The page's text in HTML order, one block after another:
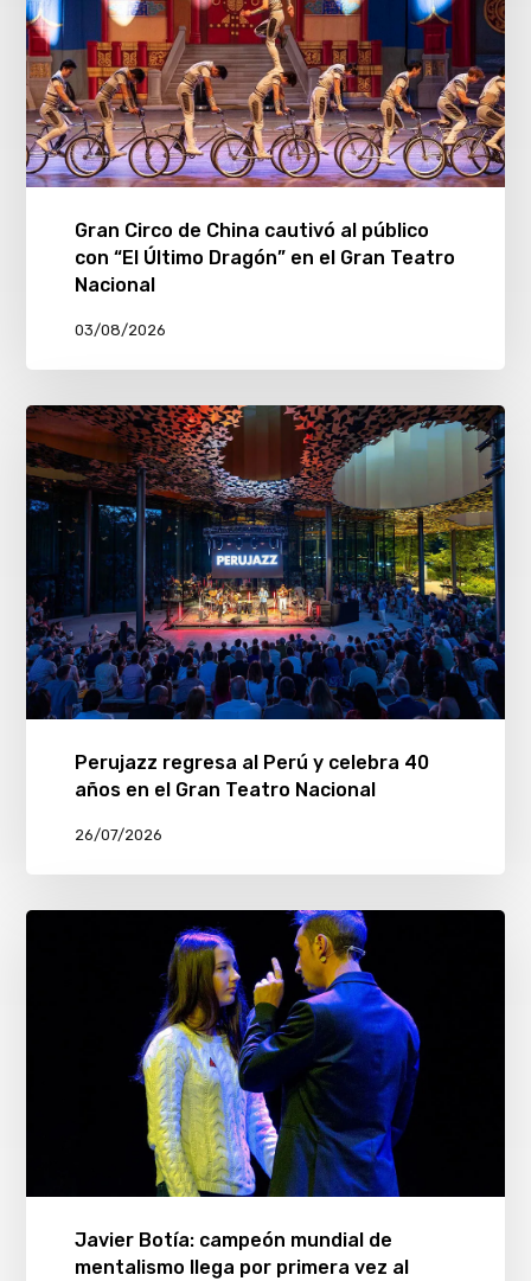
Gran Circo de China cautivó al público
con “El Último Dragón” en el Gran Teatro
Nacional
03/08/2026
Perujazz regresa al Perú y celebra 40
años en el Gran Teatro Nacional
26/07/2026
Javier Botía: campeón mundial de
mentalismo llega por primera vez al